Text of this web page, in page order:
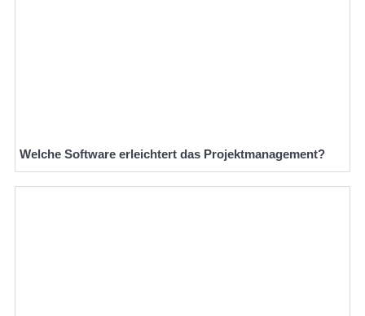
Welche Software erleichtert das Projektmanagement?